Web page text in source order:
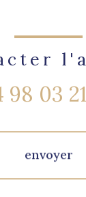
98 03
envoyer